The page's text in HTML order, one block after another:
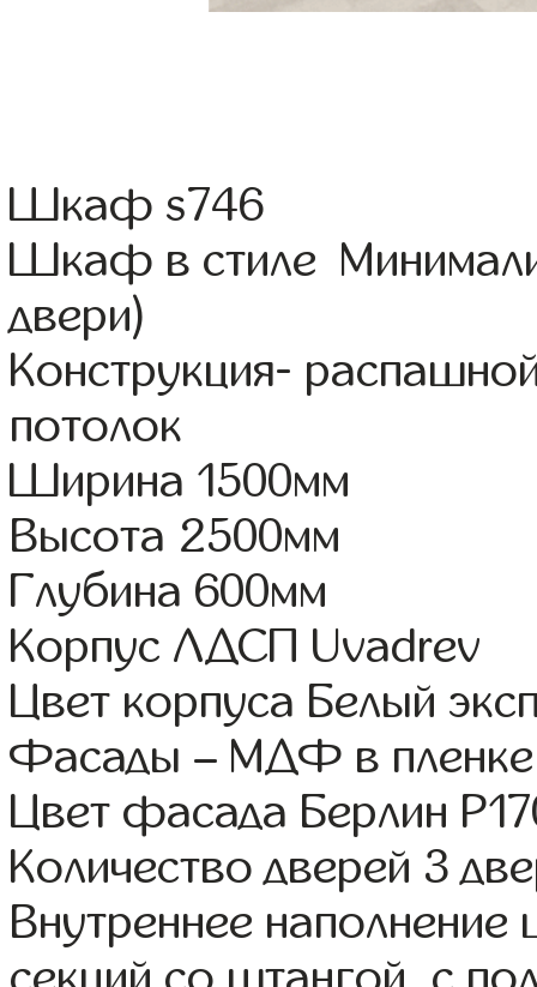
Шкаф s746
Шкаф в стиле
двери)
Конструкция-
потолок
Ширина 1500мм
Высота 2500мм
Глубина 600мм
Корпус ЛДСП Uvadrev
Цвет корпуса Белый
Фасады – МДФ в
Цвет фасада Берлин
Количество дверей 3
Внутреннее